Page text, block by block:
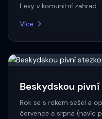
Lexy v komunitní zahrad…
Více
Beskydskou
Rok se s rokem sešel a
července a srpna (navíc